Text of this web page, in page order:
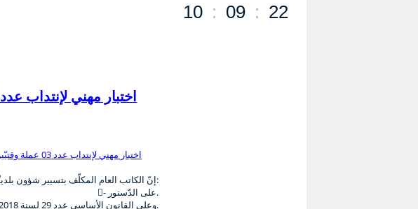
إنّ الكاتب العام المكلّف بتسيير شؤون بلديـّة الزّريبـة بـعـد الاطّـلاع عـلـى:
- على الدّستور.
- وعلى القانون الأساسي عدد 29 لسنة 2018 المؤرّخ فى: 09 ماي 2018 المتعلّق بإصدار مجلّة الجماعات المحليّــة.
10 : 09 : 22